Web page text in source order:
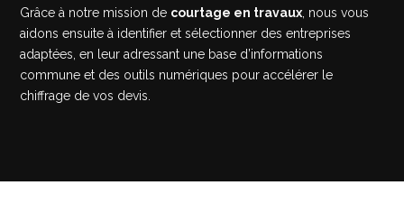
Grâce à notre mission de courtage en travaux , nous vous
aidons ensuite à identifier et sélectionner des entreprises
adaptées, en leur adressant une base d’informations
commune et des outils numériques pour accélérer le
chiffrage de vos devis.